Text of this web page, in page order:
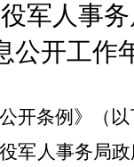
军人事务
公开工作
开条例》（
军人事务局